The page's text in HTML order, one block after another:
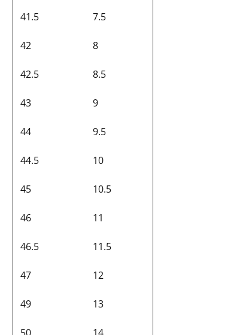
41.5 7.5
42 8
42.5 8.5
43 9
44 9.5
44.5 10
45 10.5
46 11
46.5 11.5
47 12
49 13
50 14